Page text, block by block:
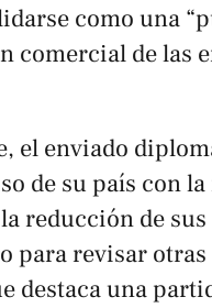
como una
comercial de las
el enviado
de su país con
reducción de
para revisar
destaca una